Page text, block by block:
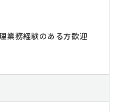
業務経験のある方歓迎